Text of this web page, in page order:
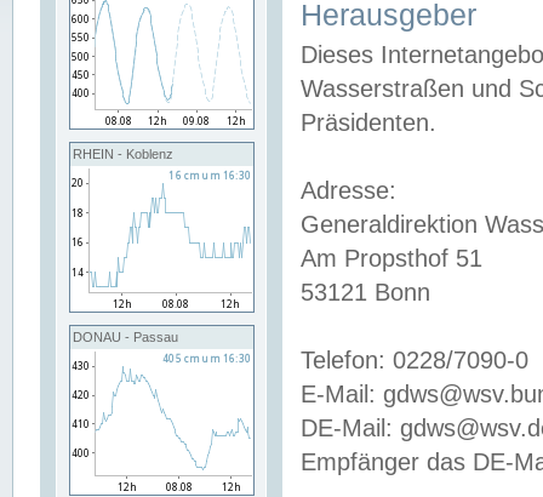
RHEIN - Koblenz
DONAU - Passau
Herausgeber
Dieses
Wasserstraßen und
Präsidenten.
Adresse:
Generaldirektion
Am Propsthof 51
53121 Bonn
Telefon: 0228/7090-0
E-Mail:
DE-Mail:
Empfänger das DE-